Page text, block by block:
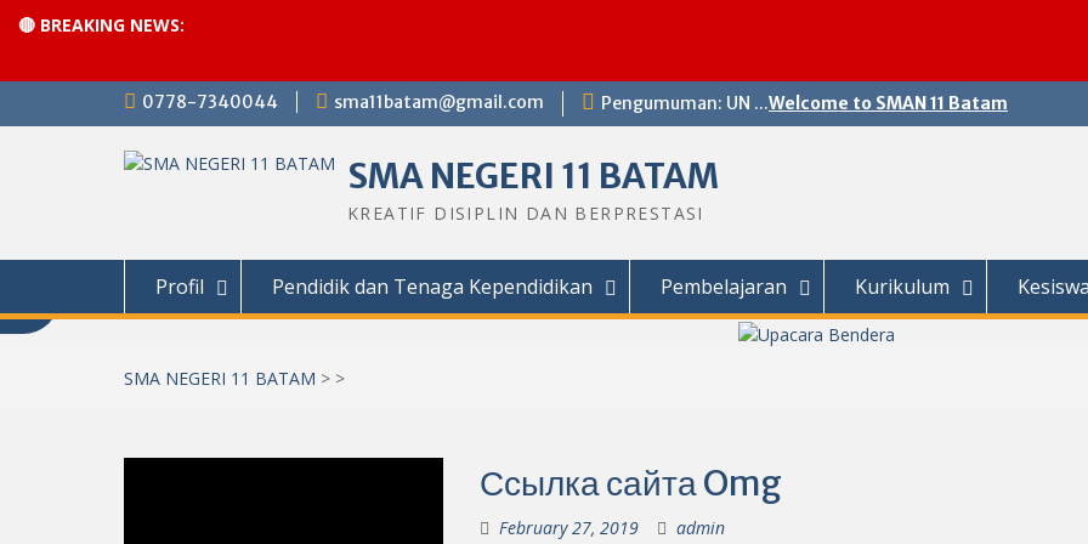
🔴 BREAKING NEWS:
0778-7340044 sma11batam@gmail.com Pengumuman: UN ...Welcome to SMAN 11 Batam
SMA NEGERI 11 BATAM
KREATIF DISIPLIN DAN BERPRESTASI
Profil Pendidik dan Tenaga Kependidikan Pembelajaran Kurikulum
SMA NEGERI 11 BATAM > >
Ссылка сайта Omg
February 27, 2019 admin